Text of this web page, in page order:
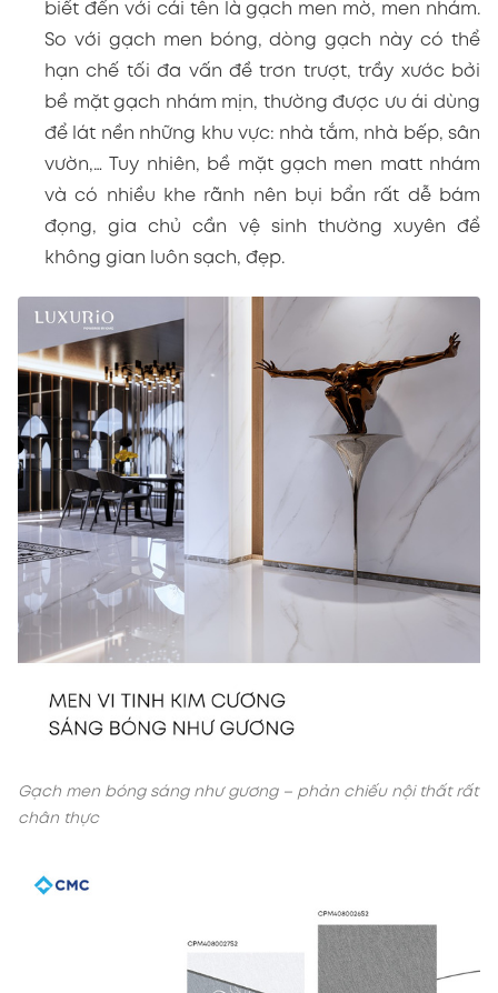
biết đến với cái tên là gạch men mờ, men nhám.
So với gạch men bóng, dòng gạch này có thể
hạn chế tối đa vấn đề trơn trượt, trầy xước bởi
bề mặt gạch nhám mịn, thường được ưu ái dùng
để lát nền những khu vực: nhà tắm, nhà bếp, sân
vườn,… Tuy nhiên, bề mặt gạch men matt nhám
và có nhiều khe rãnh nên bụi bẩn rất dễ bám
đọng, gia chủ cần vệ sinh thường xuyên để
không gian luôn sạch, đẹp.
Gạch men bóng sáng như gương – phản chiếu nội thất rất
chân thực